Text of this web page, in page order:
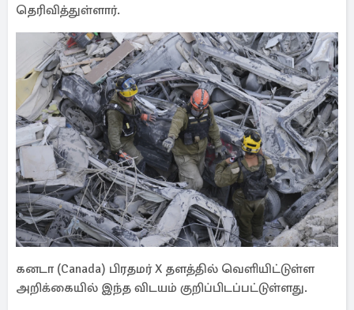
தெரிவித்துள்ளார்.
கனடா (Canada) பிரதமர் X தளத்தில் வெளியிட்டுள்ள
அறிக்கையில் இந்த விடயம் குறிப்பிடப்பட்டுள்ளது.